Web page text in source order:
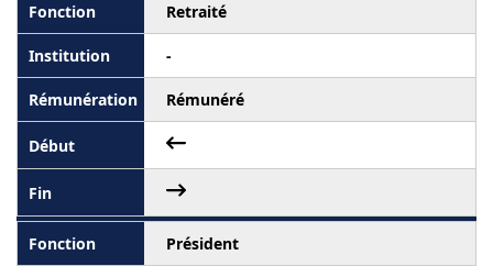
Retraité
-
Rémunéré
Président